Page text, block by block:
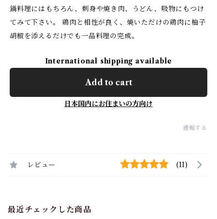
鍋料理にはもちろん、刺身や焼き肉、うどん、吸物にもつけ
てみて下さい。 鶏肉と相性が良く、焼いただけの鶏肉に柚子
胡椒を添えるだけでも一品料理の完成。
International shipping available
Add to cart
日本国内にお住まいの方向け
通報する
レビュー (11)
最近チェックした商品